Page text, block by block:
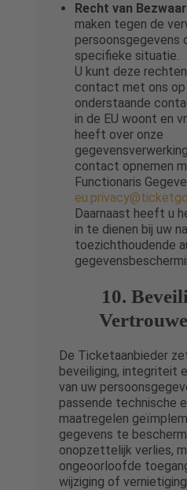
Recht van Bezwaar
maken tegen de
persoonsgegevens
specifieke situatie.
U kunt deze
contact met ons op
onderstaande
in de EU woont en
heeft over onze
contact opnemen
Functionaris
Daarnaast heeft u
in te dienen bij uw
toezichthoudende
10.
De Ticketaanbieder
beveiliging, integriteit
van uw
passende technische
maatregelen
gegevens te
onopzettelijk verlies,
ongeoorloofde
wijziging of